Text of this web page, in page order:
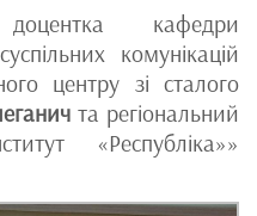
кафедри
комунікацій
центру зі сталого
та регіональний
«Республіка»»